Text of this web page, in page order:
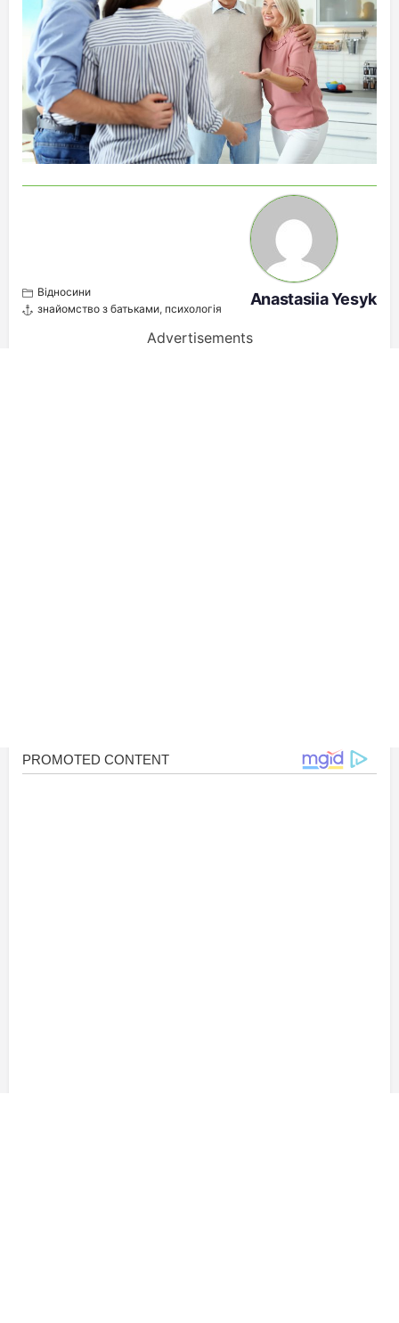
Відносини
знайомство з батьками, психологія
Anastasiia Yesyk
Advertisements